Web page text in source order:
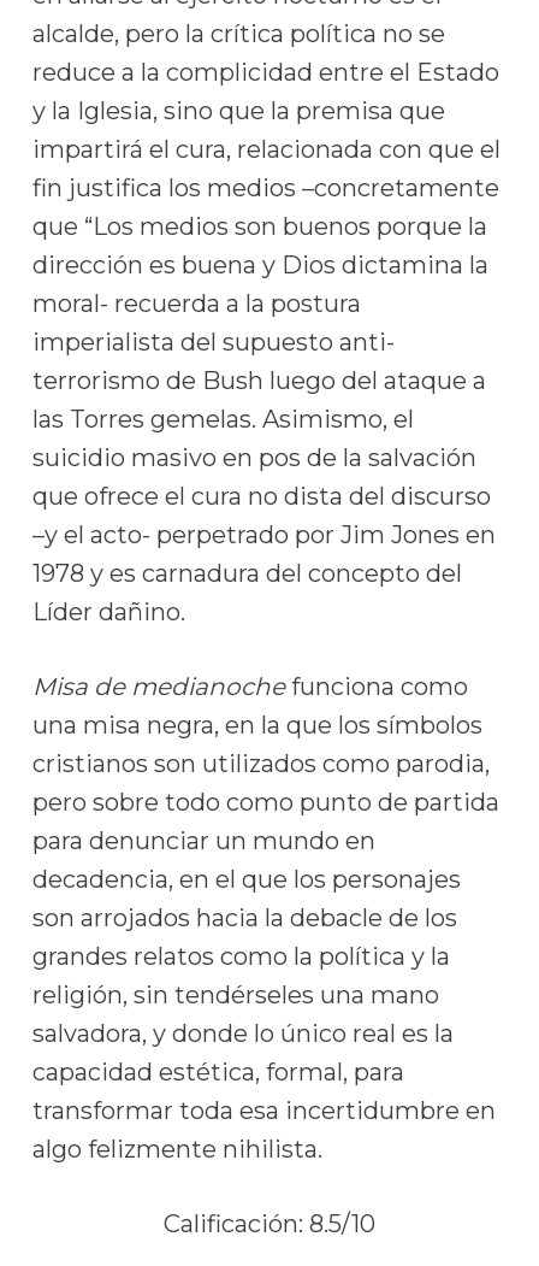
alcalde, pero la crítica política no se
reduce a la complicidad entre el Estado
y la Iglesia, sino que la premisa que
impartirá el cura, relacionada con que el
fin justifica los medios –concretamente
que “Los medios son buenos porque la
dirección es buena y Dios dictamina la
moral- recuerda a la postura
imperialista del supuesto anti-
terrorismo de Bush luego del ataque a
las Torres gemelas. Asimismo, el
suicidio masivo en pos de la salvación
que ofrece el cura no dista del discurso
–y el acto- perpetrado por Jim Jones en
1978 y es carnadura del concepto del
Líder dañino.
Misa de medianochefunciona como
una misa negra, en la que los símbolos
cristianos son utilizados como parodia,
pero sobre todo como punto de partida
para denunciar un mundo en
decadencia, en el que los personajes
son arrojados hacia la debacle de los
grandes relatos como la política y la
religión, sin tendérseles una mano
salvadora, y donde lo único real es la
capacidad estética, formal, para
transformar toda esa incertidumbre en
algo felizmente nihilista.
Calificación: 8.5/10